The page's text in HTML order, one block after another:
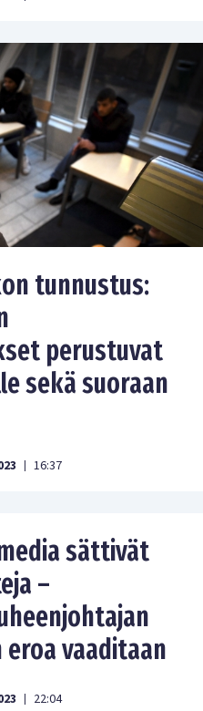
tunnustus:
perustuvat
sekä suoraan
| 16:37
sättivät
–
eroa vaaditaan
| 22:04